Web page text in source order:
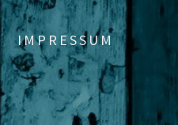
IMPRESSUM